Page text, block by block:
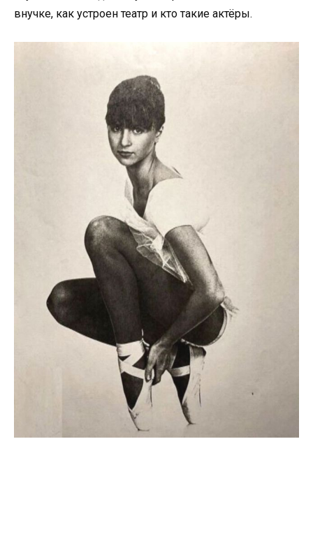
внучке, как устроен театр и кто такие актёры.